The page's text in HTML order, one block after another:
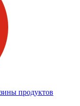
продуктов